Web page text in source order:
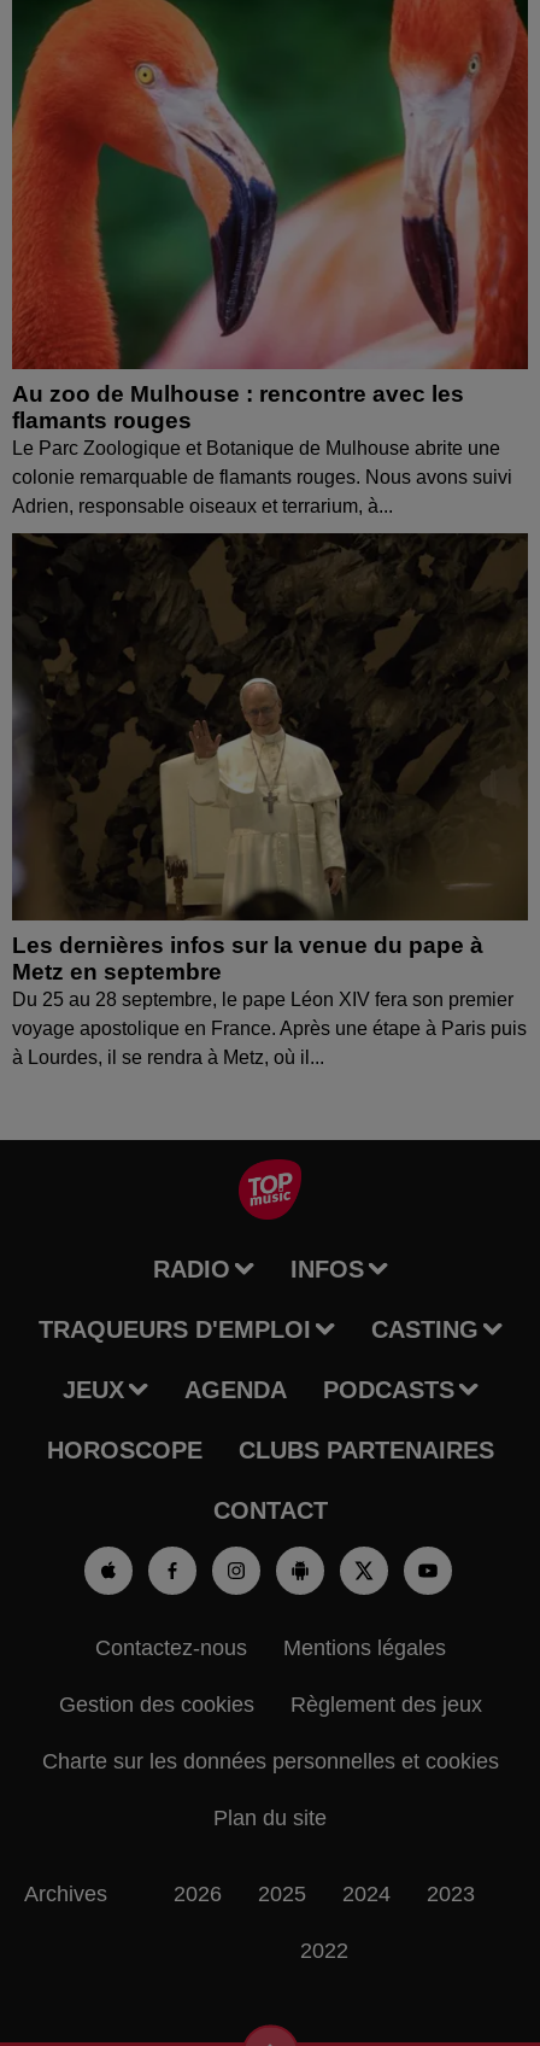
Au zoo de Mulhouse : rencontre avec les
flamants rouges
Le Parc Zoologique et Botanique de Mulhouse abrite une
colonie remarquable de flamants rouges. Nous avons suivi
Adrien, responsable oiseaux et terrarium, à...
Les dernières infos sur la venue du pape à
Metz en septembre
Du 25 au 28 septembre, le pape Léon XIV fera son premier
voyage apostolique en France. Après une étape à Paris puis
à Lourdes, il se rendra à Metz, où il...
RADIO INFOS
TRAQUEURS D'EMPLOI CASTING
JEUX AGENDA PODCASTS
HOROSCOPE CLUBS PARTENAIRES
CONTACT
Contactez-nous Mentions légales
Gestion des cookies Règlement des jeux
Charte sur les données personnelles et cookies
Plan du site
Archives 2026 2025 2024 2023
2022